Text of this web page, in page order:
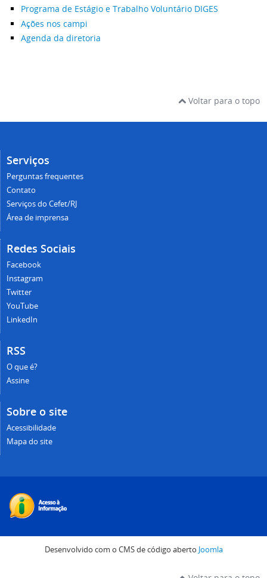
Programa de Estágio e Trabalho Voluntário DIGES
Ações nos campi
Agenda da diretoria
Voltar para o topo
Serviços
Perguntas frequentes
Contato
Serviços do Cefet/RJ
Área de imprensa
Redes Sociais
Facebook
Instagram
Twitter
YouTube
LinkedIn
RSS
O que é?
Assine
Sobre o site
Acessibilidade
Mapa do site
Desenvolvido com o CMS de código aberto Joomla